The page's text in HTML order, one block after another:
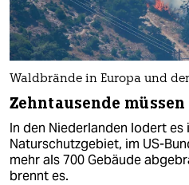
Waldbrände in Europa und
Zehntausende
In den Niederlanden lodert es
Naturschutzgebiet, im US-
mehr als 700 Gebäude
brennt es.